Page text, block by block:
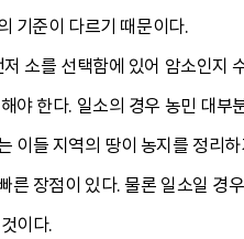
기준이 다르기 때문이다.
소를 선택함에 있어 암소인지
야 한다. 일소의 경우 농민 대
이들 지역의 땅이 농지를 정리
장점이 있다. 물론 일소일 경
이다.